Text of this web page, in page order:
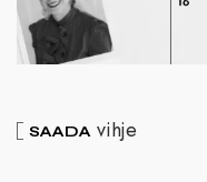
SAADA vihje